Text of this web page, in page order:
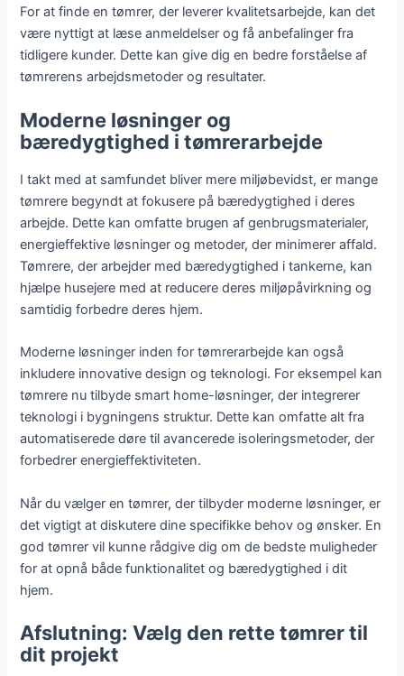
For at finde en tømrer, der leverer kvalitetsarbejde, kan det
være nyttigt at læse anmeldelser og få anbefalinger fra
tidligere kunder. Dette kan give dig en bedre forståelse af
tømrerens arbejdsmetoder og resultater.
Moderne løsninger og
bæredygtighed i tømrerarbejde
I takt med at samfundet bliver mere miljøbevidst, er mange
tømrere begyndt at fokusere på bæredygtighed i deres
arbejde. Dette kan omfatte brugen af genbrugsmaterialer,
energieffektive løsninger og metoder, der minimerer affald.
Tømrere, der arbejder med bæredygtighed i tankerne, kan
hjælpe husejere med at reducere deres miljøpåvirkning og
samtidig forbedre deres hjem.
Moderne løsninger inden for tømrerarbejde kan også
inkludere innovative design og teknologi. For eksempel kan
tømrere nu tilbyde smart home-løsninger, der integrerer
teknologi i bygningens struktur. Dette kan omfatte alt fra
automatiserede døre til avancerede isoleringsmetoder, der
forbedrer energieffektiviteten.
Når du vælger en tømrer, der tilbyder moderne løsninger, er
det vigtigt at diskutere dine specifikke behov og ønsker. En
god tømrer vil kunne rådgive dig om de bedste muligheder
for at opnå både funktionalitet og bæredygtighed i dit
hjem.
Afslutning: Vælg den rette tømrer til
dit projekt